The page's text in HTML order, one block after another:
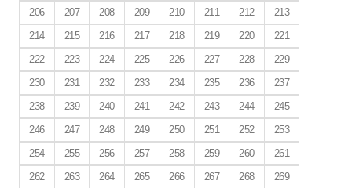
206
207 208 209 210 211 212
213
214
215 216 217 218 219 220
221
222
223 224 225 226 227 228
229
230
231 232 233 234 235 236
237
238
239 240 241 242 243 244
245
246
247 248 249 250 251 252
253
254
255 256 257 258 259 260
261
262
263 264 265 266 267 268
269